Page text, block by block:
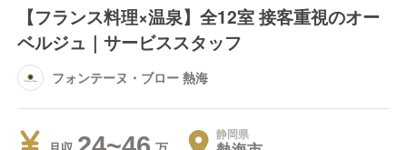
【フランス料理×温泉】全12室 接客重視のオー
ベルジュ｜サービススタッフ
フォンテーヌ・ブロー 熱海
静岡県